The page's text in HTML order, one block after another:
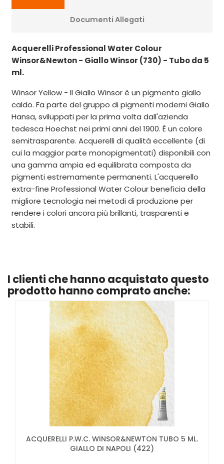
Documenti Allegati
Acquerelli Professional Water Colour
Winsor&Newton - Giallo Winsor (730) - Tubo da 5
ml.
Winsor Yellow - Il Giallo Winsor è un pigmento giallo
caldo. Fa parte del gruppo di pigmenti moderni Giallo
Hansa, sviluppati per la prima volta dall'azienda
tedesca Hoechst nei primi anni del 1900. È un colore
semitrasparente. Acquerelli di qualità eccellente (di
cui la maggior parte monopigmentati) disponibili con
una gamma ampia ed equilibrata composta da
pigmenti estremamente permanenti. L'acquerello
extra-fine Professional Water Colour beneficia della
migliore tecnologia nei metodi di produzione per
rendere i colori ancora più brillanti, trasparenti e
stabili.
I clienti che hanno acquistato questo
prodotto hanno comprato anche:
ACQUERELLI P.W.C. WINSOR&NEWTON TUBO 5 ML.
GIALLO DI NAPOLI (422)